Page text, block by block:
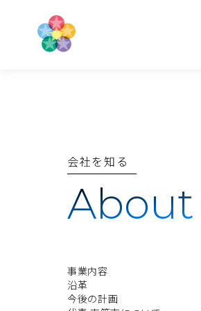
会社を知る
About
事業内容
沿革
今後の計画